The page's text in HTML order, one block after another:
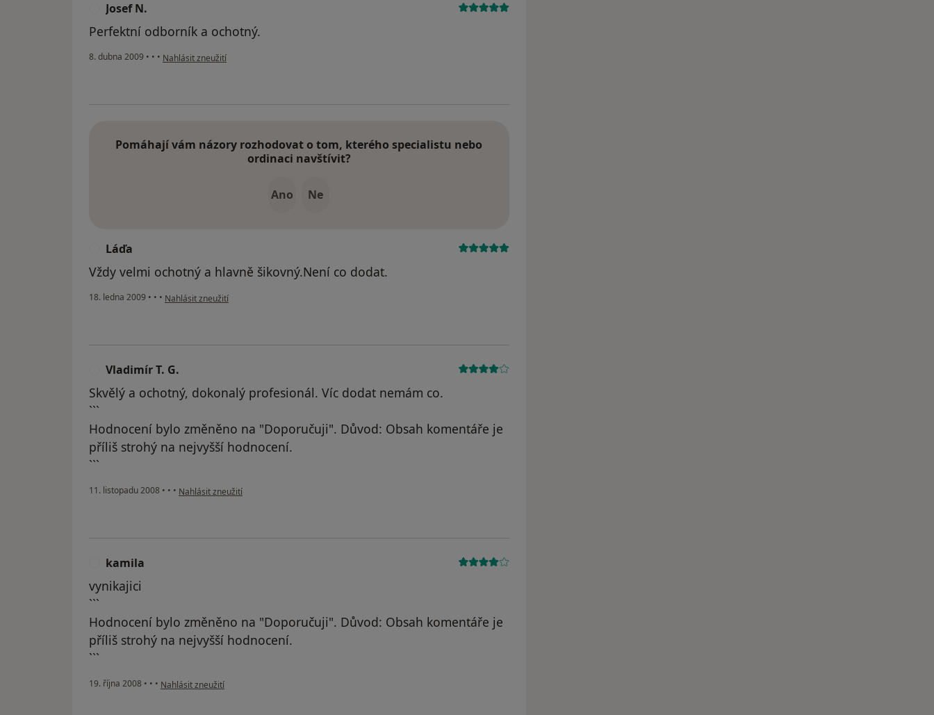
Josef N.
Perfektní odborník a ochotný.
8. dubna 2009 • • • podle názoru uživatele Josef N.
Nahlásit zneužití
Pomáhají vám názory rozhodovat o tom, kterého specialistu nebo
ordinaci navštívit?
Ano Ne
Láďa
Vždy velmi ochotný a hlavně šikovný.Není co dodat.
18. ledna 2009 • • • podle názoru uživatele Láďa
Nahlásit zneužití
Vladimír T. G.
Skvělý a ochotný, dokonalý profesionál. Víc dodat nemám co.
```
Hodnocení bylo změněno na "Doporučuji". Důvod: Obsah komentáře je
příliš strohý na nejvyšší hodnocení.
```
11. listopadu 2008 • • • podle názoru uživatele Vladimír T. G.
Nahlásit zneužití
kamila
vynikajici
```
Hodnocení bylo změněno na "Doporučuji". Důvod: Obsah komentáře je
příliš strohý na nejvyšší hodnocení.
```
19. října 2008 • • • podle názoru uživatele kamila
Nahlásit zneužití